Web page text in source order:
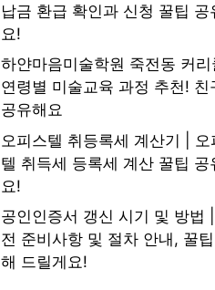
납금 환급 확인과 신청 꿀팁 공
요!
하얀마음미술학원 죽전동 커리
연령별 미술교육 과정 추천! 친
공유해요
오피스텔 취등록세 계산기 | 오
텔 취득세 등록세 계산 꿀팁 공
요!
공인인증서 갱신 시기 및 방법
전 준비사항 및 절차 안내, 꿀
해 드릴게요!